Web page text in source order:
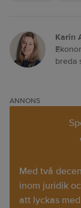
Karin
breda
ANNONS
Med två
inom juridik
att lyckas